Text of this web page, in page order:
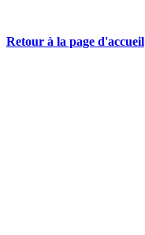
Retour à la page d'accueil